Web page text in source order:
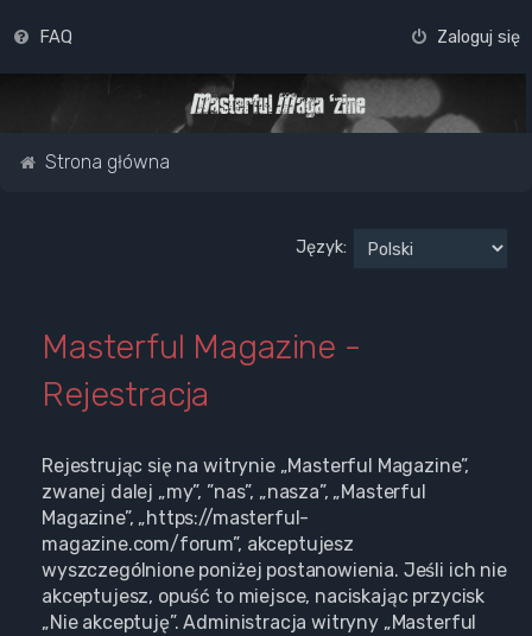
FAQ Zaloguj się
Strona główna
Język:
Masterful Magazine -
Rejestracja
Rejestrując się na witrynie „Masterful Magazine”,
zwanej dalej „my”, ”nas”, „nasza”, „Masterful
Magazine”, „https://masterful-
magazine.com/forum”, akceptujesz
wyszczególnione poniżej postanowienia. Jeśli ich nie
akceptujesz, opuść to miejsce, naciskając przycisk
„Nie akceptuję”. Administracja witryny „Masterful